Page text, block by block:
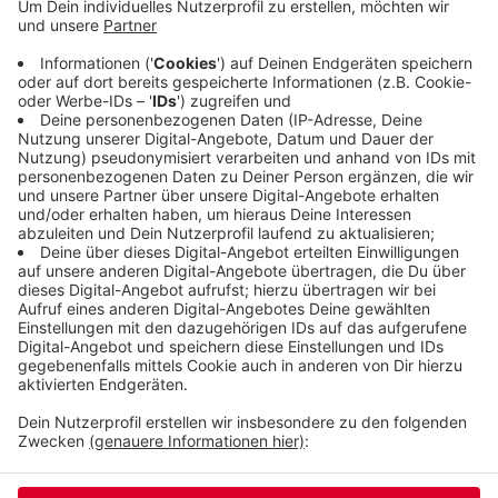
erhalten, auch wenn sich die Familien das nicht
vom Geldbeutel der Eltern abhängen, so Köksal.
Spätestens zum neuen Schuljahr sollten auch
Schüler aus armen Verhältnissen technisch
ausgerüstet sein.
Veröffentlicht:Mittwoch, 20.05.2020 06:11
Anzeige
Anzeige